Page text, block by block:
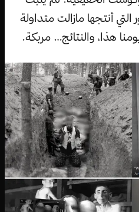
أنتجها مازالت متداولة
هذا، والنتائج… مربكة.